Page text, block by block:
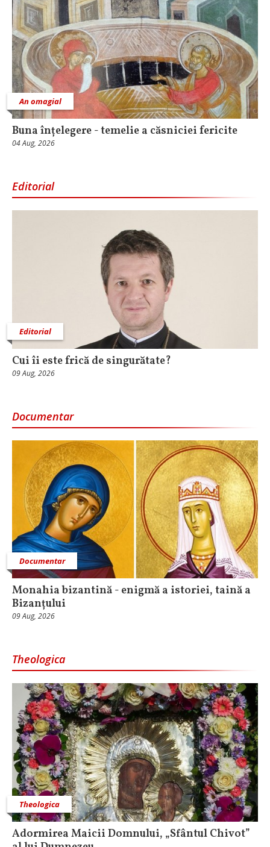
An omagial
Buna înțelegere - temelie a căsniciei fericite
04 Aug, 2026
Editorial
Editorial
Cui îi este frică de singurătate?
09 Aug, 2026
Documentar
Documentar
Monahia bizantină - enigmă a istoriei, taină a
Bizanțului
09 Aug, 2026
Theologica
Theologica
Adormirea Maicii Domnului, „Sfântul Chivot”